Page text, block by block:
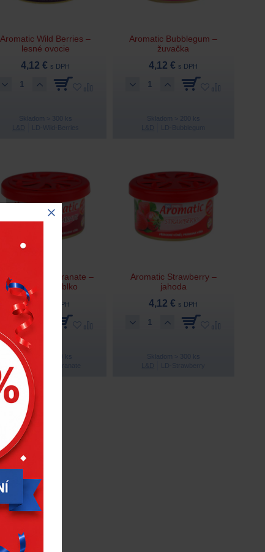
Aromatic Wild Berries –
lesné ovocie
4,12 € s DPH
Skladom > 300 ks
Aromatic Bubblegum –
žuvačka
4,12 € s DPH
Skladom > 200 ks
L&D
LD-Pomegranate
Aromatic Pomegranate –
granátové jablko
4,12 € s DPH
Skladom > 200 ks
Aromatic Strawberry –
jahoda
4,12 € s DPH
Skladom > 300 ks